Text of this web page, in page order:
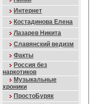
Интернет
Костадинова Елена
Лазарев Никита
Славянский ведизм
Факты
Россия без
наркотиков
Музыкальные
хроники
ПростоБуряк